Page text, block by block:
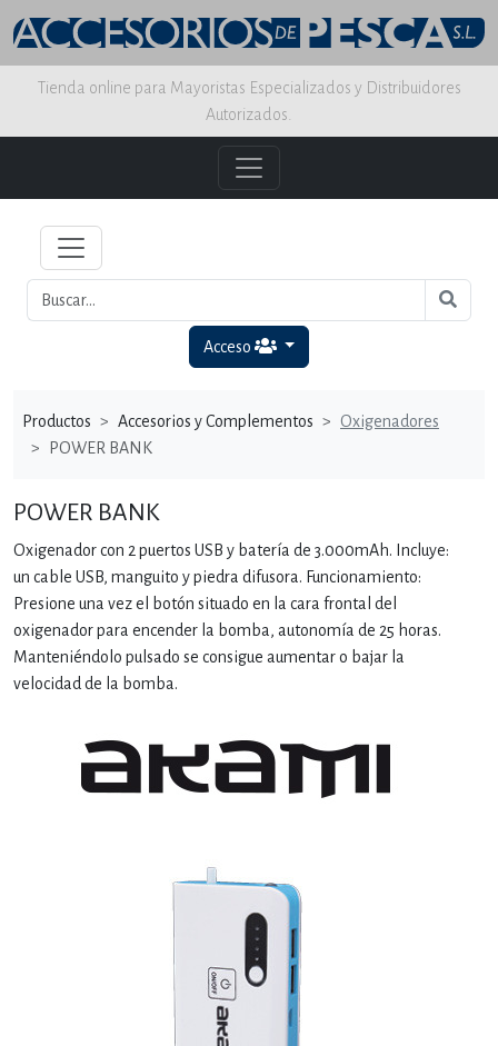
Tienda online para Mayoristas Especializados y Distribuidores
Autorizados.
Acceso
Productos Accesorios y Complementos
Oxigenadores
POWER BANK
POWER BANK
Oxigenador con 2 puertos USB y batería de 3.000mAh. Incluye:
un cable USB, manguito y piedra difusora. Funcionamiento:
Presione una vez el botón situado en la cara frontal del
oxigenador para encender la bomba, autonomía de 25 horas.
Manteniéndolo pulsado se consigue aumentar o bajar la
velocidad de la bomba.